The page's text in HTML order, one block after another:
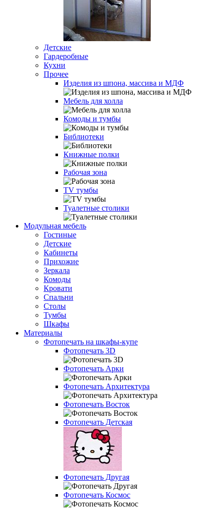
Детские
Гардеробные
Кухни
Прочее
Изделия из шпона, массива и МДФ
Мебель для холла
Комоды и тумбы
Библиотеки
Книжные полки
Рабочая зона
TV тумбы
Туалетные столики
Модульная мебель
Гостиные
Детские
Кабинеты
Прихожие
Зеркала
Комоды
Кровати
Спальни
Столы
Тумбы
Шкафы
Материалы
Фотопечать на шкафы-купе
Фотопечать 3D
Фотопечать Арки
Фотопечать Архитектура
Фотопечать Восток
Фотопечать Детская
Фотопечать Другая
Фотопечать Космос